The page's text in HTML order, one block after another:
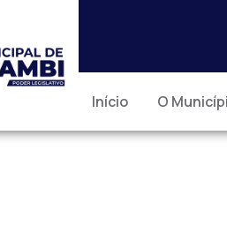
Início O